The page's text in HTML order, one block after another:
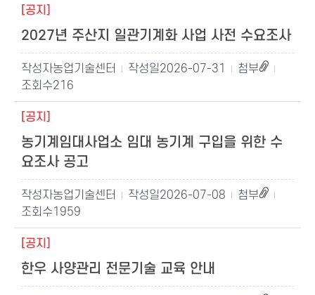
[공지]
2027년 주산지 일관기계화 사업 사전 수요조사
농업기술센터
2026-07-31
216
[공지]
농기계임대사업소 임대 농기계 구입을 위한 수
요조사 공고
농업기술센터
2026-07-08
1959
[공지]
한우 사양관리 전문기술 교육 안내